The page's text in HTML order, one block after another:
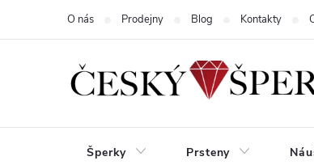
O nás Prodejny Blog Kontakty
Šperky Prsteny